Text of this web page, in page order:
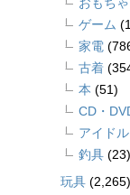
おもちゃ
ゲーム
家電
古着
本 (51)
CD・
アイドル
釣具 (23)
玩具 (2,265)